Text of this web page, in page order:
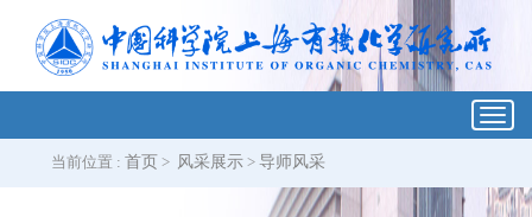
当前位置 : 首页 > 风采展示 > 导师风采